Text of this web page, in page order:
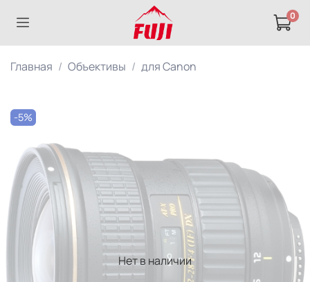
0
Главная Объективы для Canon
Нет в наличии
-5%